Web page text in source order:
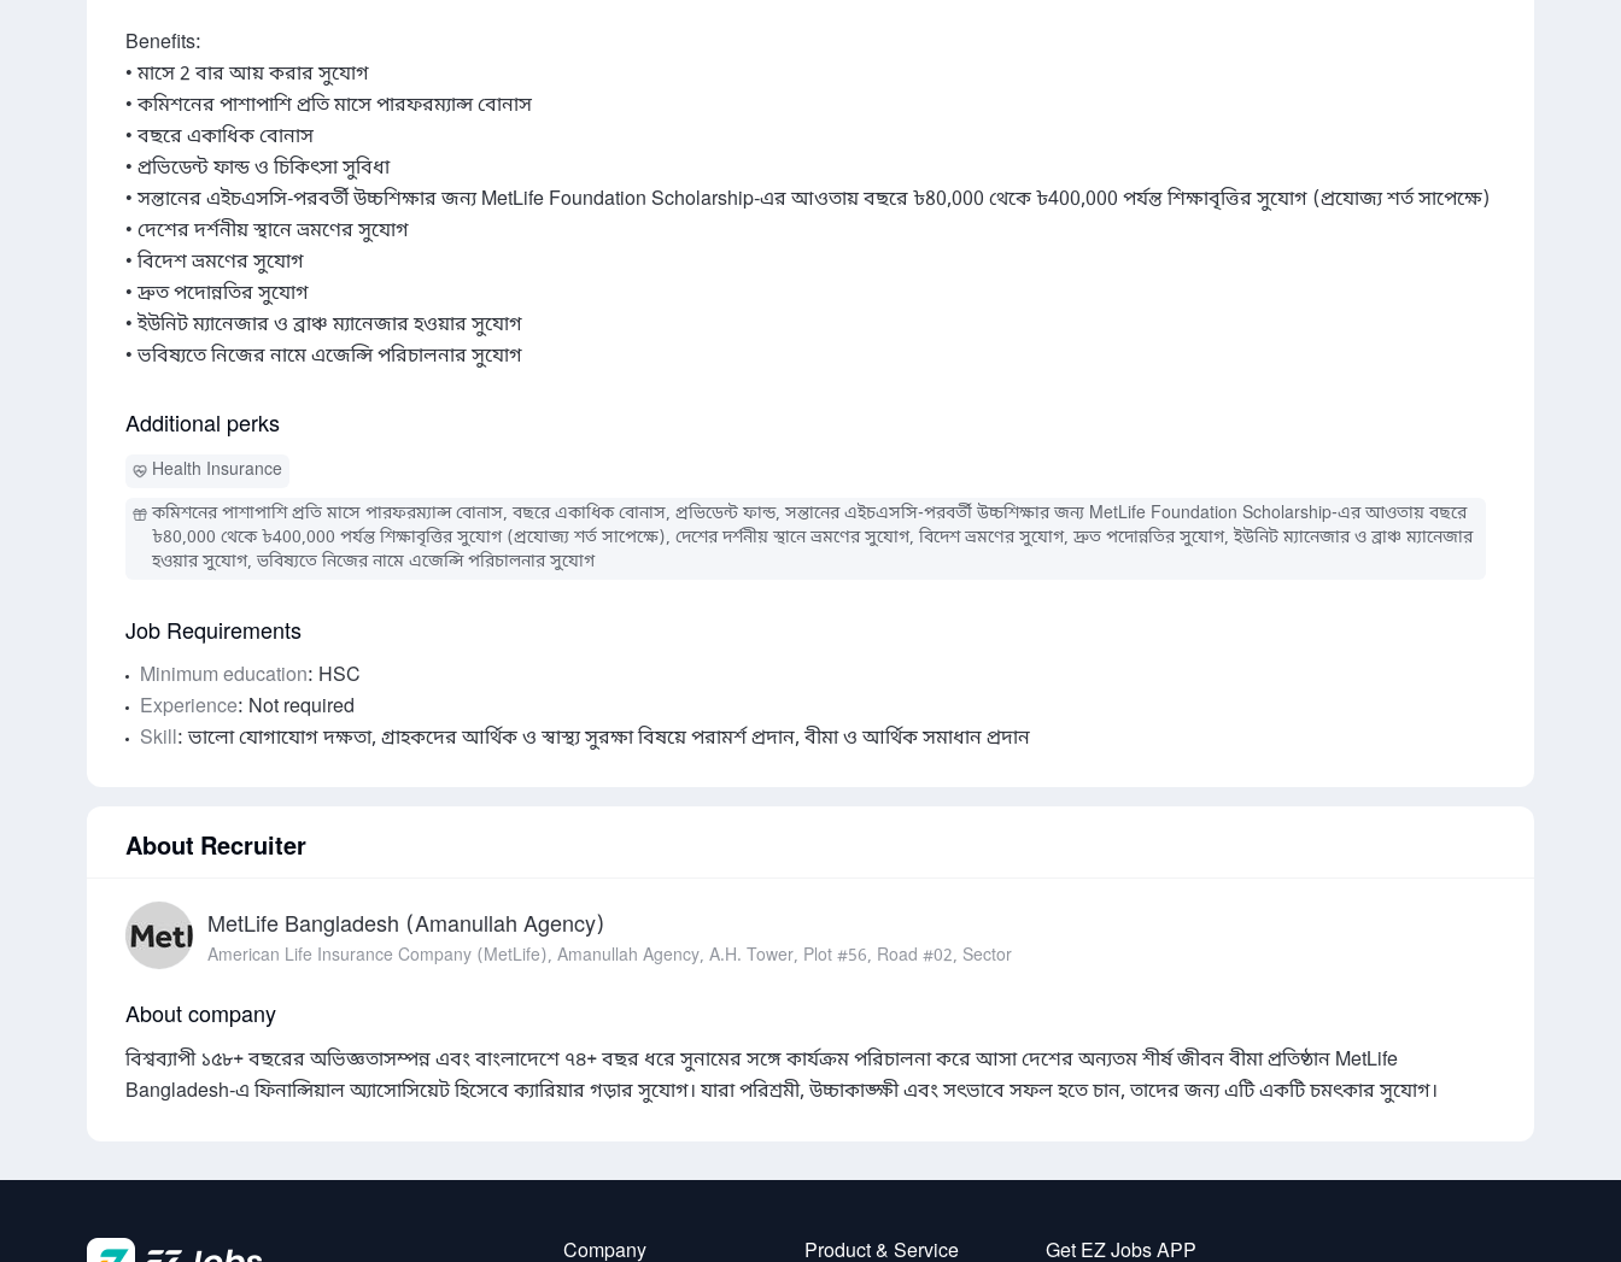
Benefits:
• মাসে 2 বার আয় করার সুযোগ
• কমিশনের পাশাপাশি প্রতি মাসে পারফরম্যান্স বোনাস
• বছরে একাধিক বোনাস
• প্রভিডেন্ট ফান্ড ও চিকিৎসা সুবিধা
• সন্তানের এইচএসসি-পরবর্তী উচ্চশিক্ষার জন্য MetLife Foundation Scholarship-এর আওতায় বছরে ৳80,000 থেকে ৳400,000 পর্যন্ত শিক্ষাবৃত্তির সুযোগ (প্রযোজ্য শর্ত সাপেক্ষে)
• দেশের দর্শনীয় স্থানে ভ্রমণের সুযোগ
• বিদেশ ভ্রমণের সুযোগ
• দ্রুত পদোন্নতির সুযোগ
• ইউনিট ম্যানেজার ও ব্রাঞ্চ ম্যানেজার হওয়ার সুযোগ
• ভবিষ্যতে নিজের নামে এজেন্সি পরিচালনার সুযোগ
Additional perks
Health Insurance
কমিশনের পাশাপাশি প্রতি মাসে পারফরম্যান্স বোনাস, বছরে একাধিক বোনাস, প্রভিডেন্ট ফান্ড, সন্তানের এইচএসসি-পরবর্তী উচ্চশিক্ষার জন্য MetLife Foundation Scholarship-এর আওতায় বছরে
৳80,000 থেকে ৳400,000 পর্যন্ত শিক্ষাবৃত্তির সুযোগ (প্রযোজ্য শর্ত সাপেক্ষে), দেশের দর্শনীয় স্থানে ভ্রমণের সুযোগ, বিদেশ ভ্রমণের সুযোগ, দ্রুত পদোন্নতির সুযোগ, ইউনিট ম্যানেজার ও ব্রাঞ্চ ম্যানেজার
হওয়ার সুযোগ, ভবিষ্যতে নিজের নামে এজেন্সি পরিচালনার সুযোগ
Job Requirements
Minimum education: HSC
Experience: Not required
Skill: ভালো যোগাযোগ দক্ষতা, গ্রাহকদের আর্থিক ও স্বাস্থ্য সুরক্ষা বিষয়ে পরামর্শ প্রদান, বীমা ও আর্থিক সমাধান প্রদান
About Recruiter
MetLife Bangladesh (Amanullah Agency)
American Life Insurance Company (MetLife), Amanullah Agency, A.H. Tower, Plot #56, Road #02, Sector
About company
বিশ্বব্যাপী ১৫৮+ বছরের অভিজ্ঞতাসম্পন্ন এবং বাংলাদেশে ৭৪+ বছর ধরে সুনামের সঙ্গে কার্যক্রম পরিচালনা করে আসা দেশের অন্যতম শীর্ষ জীবন বীমা প্রতিষ্ঠান MetLife
Bangladesh-এ ফিনান্সিয়াল অ্যাসোসিয়েট হিসেবে ক্যারিয়ার গড়ার সুযোগ। যারা পরিশ্রমী, উচ্চাকাঙ্ক্ষী এবং সৎভাবে সফল হতে চান, তাদের জন্য এটি একটি চমৎকার সুযোগ।
Company Product & Service Get EZ Jobs APP